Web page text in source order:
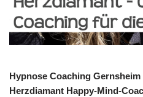
Hypnose Coaching
Herzdiamant Happy-Mind-